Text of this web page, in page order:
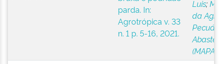
parda. In:
Agrotrópica v. 33
n. 1 p. 5-16, 2021.
Luis;
da
(MAPA)